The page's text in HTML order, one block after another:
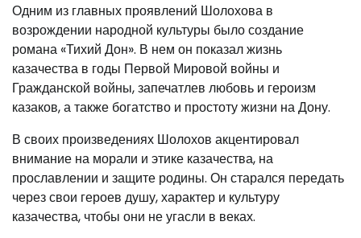
Одним из главных проявлений Шолохова в
возрождении народной культуры было создание
романа «Тихий Дон». В нем он показал жизнь
казачества в годы Первой Мировой войны и
Гражданской войны, запечатлев любовь и героизм
казаков, а также богатство и простоту жизни на Дону.
В своих произведениях Шолохов акцентировал
внимание на морали и этике казачества, на
прославлении и защите родины. Он старался передать
через свои героев душу, характер и культуру
казачества, чтобы они не угасли в веках.